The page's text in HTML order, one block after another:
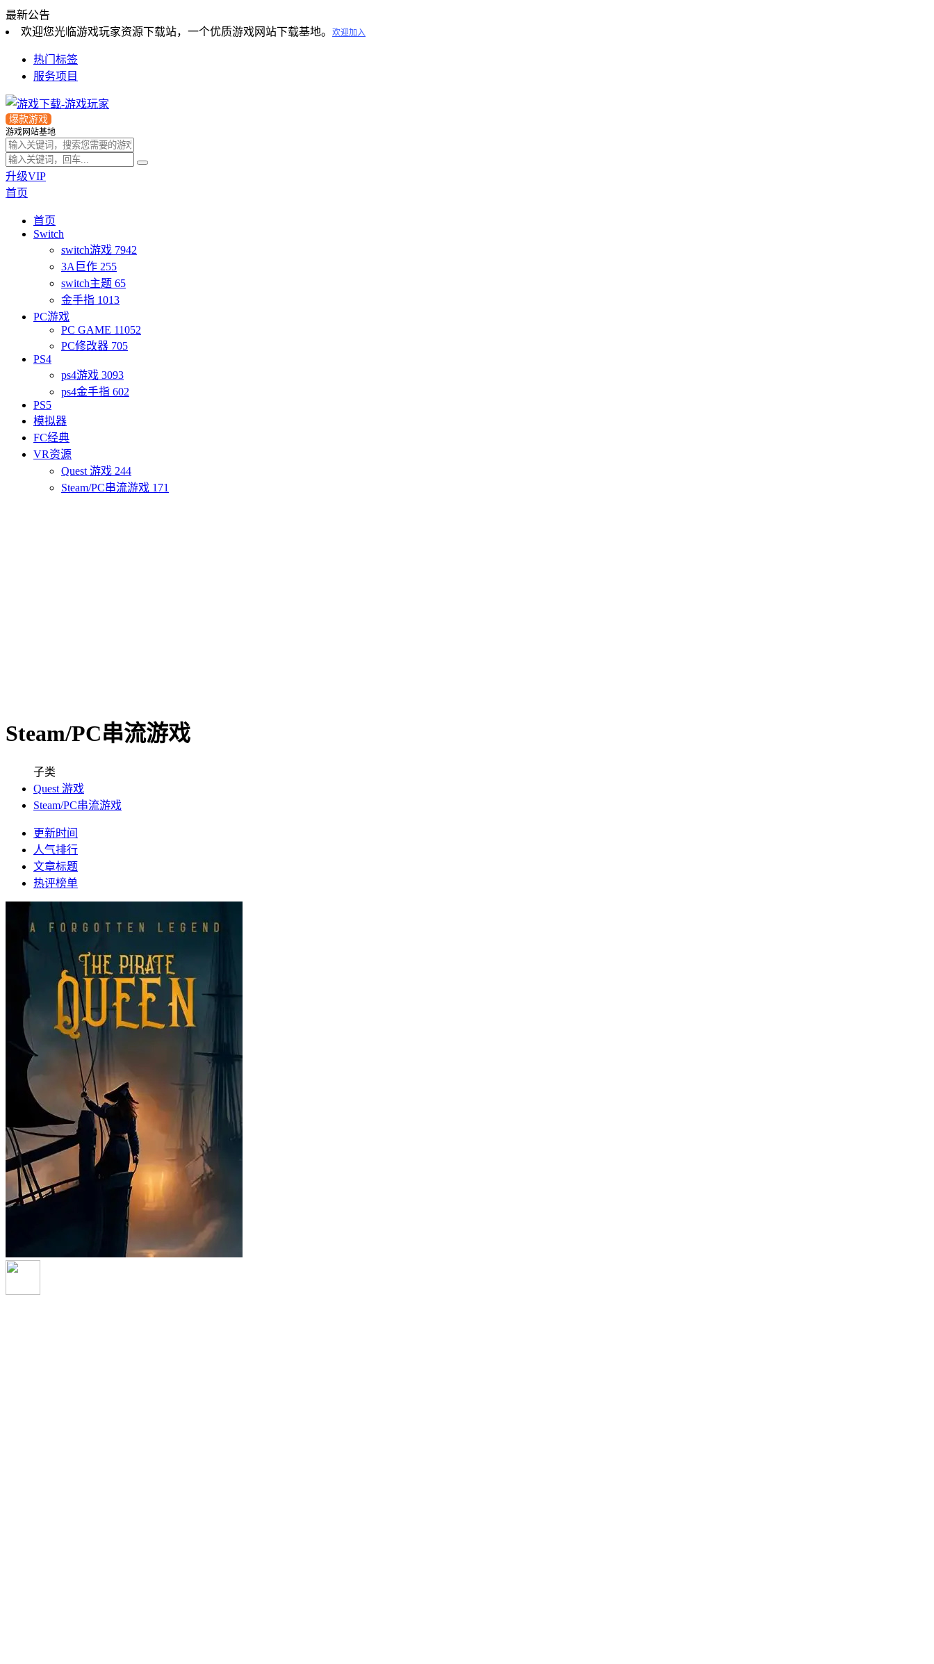
最新公告
欢迎您光临游戏玩家资源下载站，一个优质游戏网站下载基地。
欢迎加入
热门标签
服务项目
爆款游戏
游戏网站基地
升级VIP
首页
首页
Switch
switch游戏 7942
3A巨作 255
switch主题 65
金手指 1013
PC游戏
PC GAME 11052
PC修改器 705
PS4
ps4游戏 3093
ps4金手指 602
PS5
模拟器
FC经典
VR资源
Quest 游戏 244
Steam/PC串流游戏 171
Steam/PC串流游戏
子类
Quest 游戏
Steam/PC串流游戏
更新时间
人气排行
文章标题
热评榜单